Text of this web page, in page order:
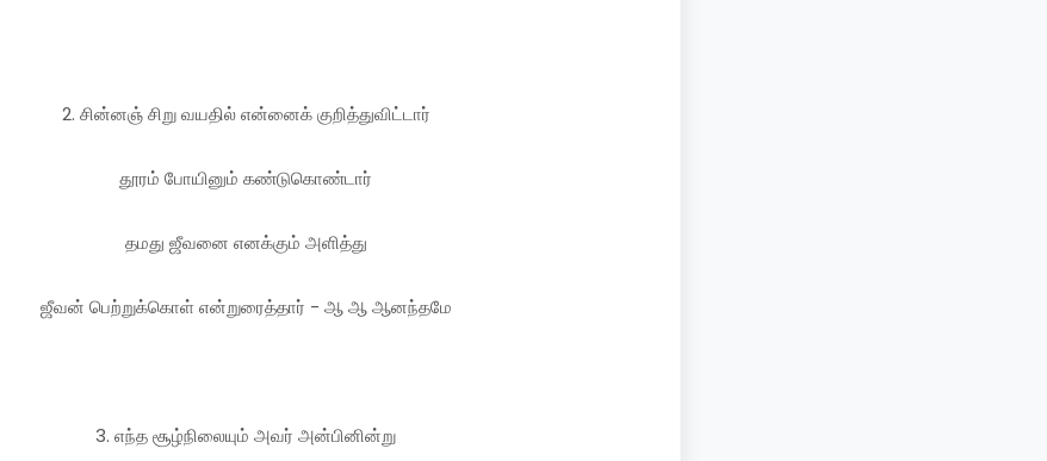
2. சின்னஞ் சிறு வயதில் என்னைக் குறித்துவிட்டார்
தூரம் போயினும் கண்டுகொண்டார்
தமது ஜீவனை எனக்கும் அளித்து
ஜீவன் பெற்றுக்கொள் என்றுரைத்தார் - ஆ ஆ ஆனந்தமே
3. எந்த சூழ்நிலையும் அவர் அன்பினின்று